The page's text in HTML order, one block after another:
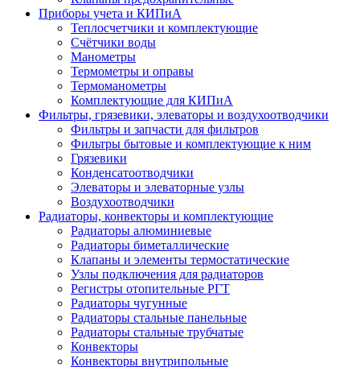
Приборы учета и КИПиА
Теплосчетчики и комплектующие
Счётчики воды
Манометры
Термометры и оправы
Термоманометры
Комплектующие для КИПиА
Фильтры, грязевики, элеваторы и воздухоотводчики
Фильтры и запчасти для фильтров
Фильтры бытовые и комплектующие к ним
Грязевики
Конденсатоотводчики
Элеваторы и элеваторные узлы
Воздухоотводчики
Радиаторы, конвекторы и комплектующие
Радиаторы алюминиевые
Радиаторы биметаллические
Клапаны и элементы термостатические
Узлы подключения для радиаторов
Регистры отопительные РГТ
Радиаторы чугунные
Радиаторы стальные панельные
Радиаторы стальные трубчатые
Конвекторы
Конвекторы внутрипольные